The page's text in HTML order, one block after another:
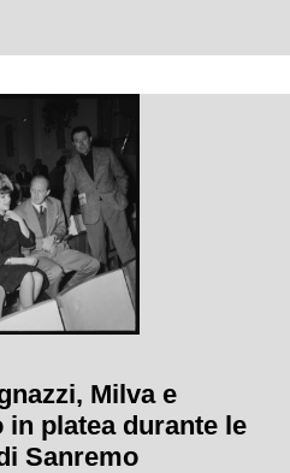
Milva e
platea durante le
Sanremo